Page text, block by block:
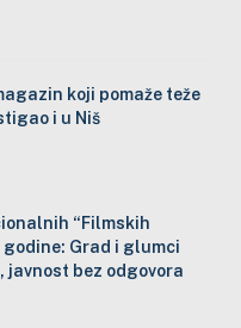
koji pomaže teže
i u Niš
“Filmskih
godine: Grad i glumci
javnost bez odgovora